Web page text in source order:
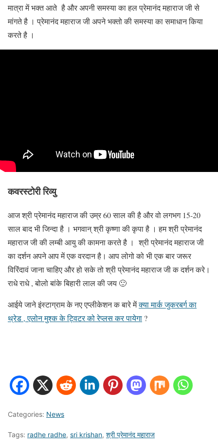
मात्रा में भक्त आते है और अपनी समस्या का हल प्रेमानंद महाराज जी से
मांगते है । प्रेमानंद महाराज जी अपने भक्तो की समस्या का समाधान किया
करते है ।
कवरस्टोरी रिव्यु
आज श्री प्रेमानंद महाराज की उम्र 60 साल की है और वो लगभग 15-20
साल बाद भी जिन्दा है । भगवान् श्री कृष्णा की कृपा है । हम श्री प्रेमानंद
महाराज जी की लम्बी आयु की कामना करते है । श्री प्रेमानंद महाराज जी
का दर्शन अपने आप में एक वरदान है। आप लोगो को भी एक बार जरूर
विरिंदावं जाना चाहिए और हो सके तो श्री प्रेमानंद महाराज जी क दर्शन करे।
राधे राधे , बोलो बांके बिहारी लाल की जय 🙂
आईये जाने इंस्टाग्राम के नए एप्लीकेशन क बारे मेंक्या मार्क जुकरबर्ग का
थ्रेड , एलोन मुश्क के ट्विटर को रेप्लस कर पायेगा ?
Categories: News
Tags: radhe radhe, sri krishan, श्री प्रेमानंद महाराज